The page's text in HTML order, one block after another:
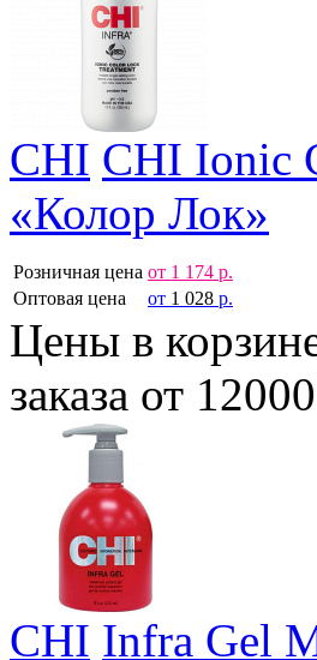
CHI CHI Ionic
«Колор Лок»
Розничная цена от 1 174 р.
Оптовая цена
от 1 028 р.
Цены в
заказа от
CHI Infra Gel